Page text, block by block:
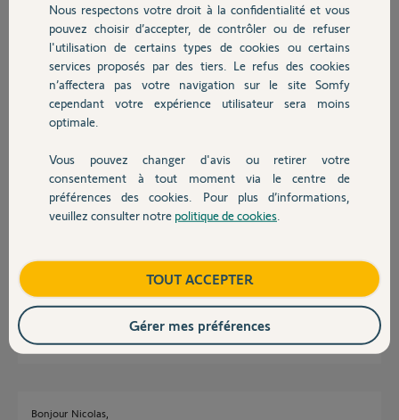
Chauffage
Autres produits
Devis avec un pro
Contact
Réponses
Bonjour nicolas,
pouvez vous me communiquer le code pin de votre Tahoma C.
Bonne journée
Cordialement
Nicolas B. il y a 8 mois
Bonjour Nicolas,
Nous respectons votre droit à la confidentialité et vous
pouvez choisir d’accepter, de contrôler ou de refuser
l'utilisation de certains types de cookies ou certains
services proposés par des tiers. Le refus des cookies
n’affectera pas votre navigation sur le site Somfy
cependant votre expérience utilisateur sera moins
optimale.
Vous pouvez changer d'avis ou retirer votre
consentement à tout moment via le centre de
préférences des cookies. Pour plus d’informations,
veuillez consulter notre politique de cookies
TOUT ACCEPTER
Gérer mes préférences